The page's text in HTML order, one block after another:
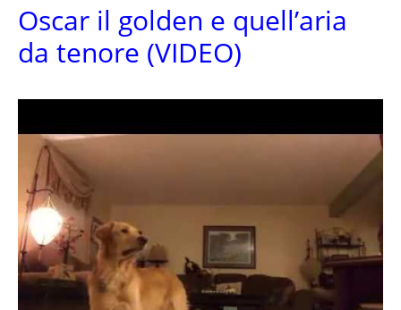
Oscar il golden e quell’aria
da tenore (VIDEO)